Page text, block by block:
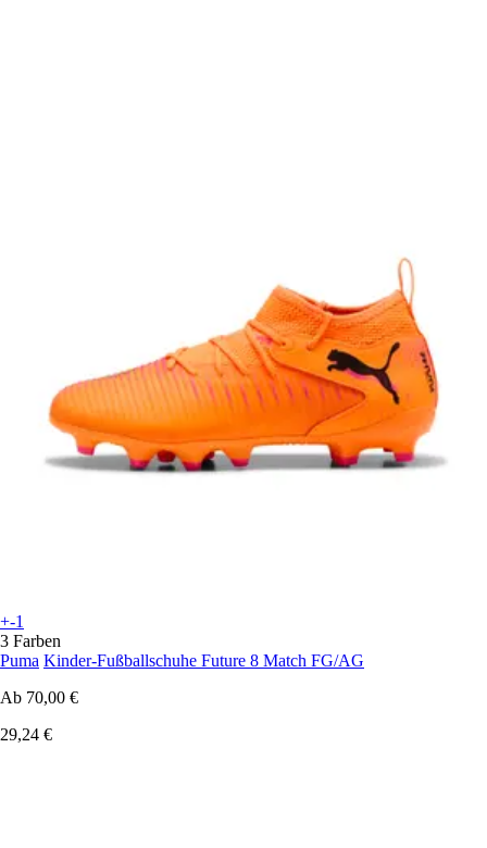
+-1
3 Farben
Puma Kinder-Fußballschuhe Future 8 Match FG/AG
Ab 70,00 €
29,24 €